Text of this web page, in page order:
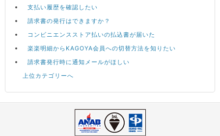
支払い履歴を確認したい
請求書の発行はできますか？
コンビニエンスストア払いの払込書が届いた
楽楽明細からKAGOYA会員への切替方法を知りたい
請求書発行時に通知メールがほしい
上位カテゴリーへ